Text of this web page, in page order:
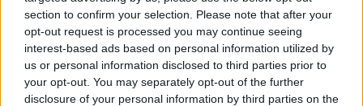
section to confirm your selection. Please note that after your
opt-out request is processed you may continue seeing
interest-based ads based on personal information utilized by
us or personal information disclosed to third parties prior to
your opt-out. You may separately opt-out of the further
disclosure of your personal information by third parties on the
convalidato un gol in fuorigioco. Il dirigente
ha atteso il giovane arbitro a bordo campo,
poi lo ha colpito con una gomitata in faccia
provocandogli un trauma cranico e diverse
ferite al labbro.